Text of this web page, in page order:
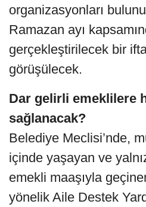
organizasyonları
Ramazan ayı
gerçekleştirilecek bir
görüşülecek.
Dar gelirli emeklilere
sağlanacak?
Belediye Meclisi’nde,
içinde yaşayan ve
emekli maaşıyla
yönelik Aile Destek